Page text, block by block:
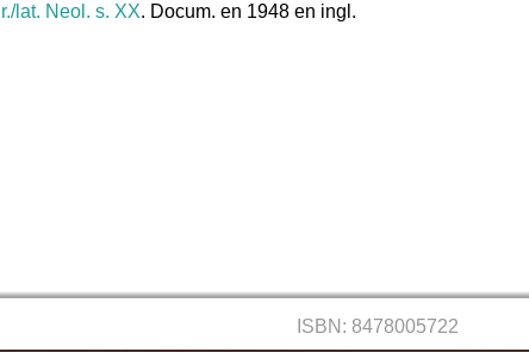
lat. Neol. s. XX. Docum. en 1948 en ingl.
ISBN: 8478005722